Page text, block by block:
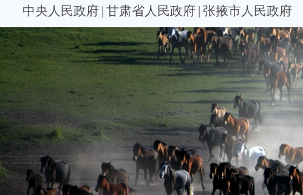
中央人民政府 | 甘肃省人民政府 | 张掖市人民政府